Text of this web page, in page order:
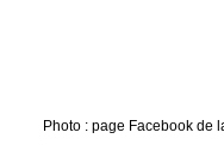
Photo : page Facebook de